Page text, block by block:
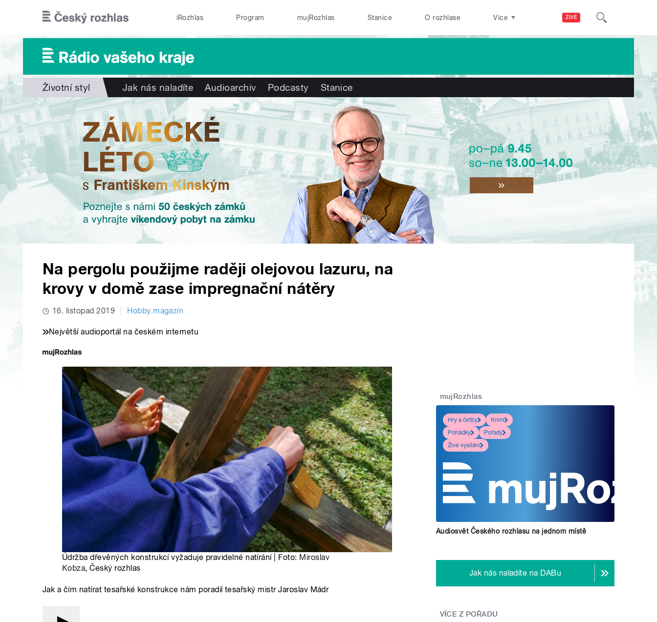
ŽIVĚ
iRozhlas Program mujRozhlas Stanice O rozhlase Více
Životní styl Jak nás naladíte Audioarchiv Podcasty Stanice
Na pergolu použijme raději olejovou lazuru, na
krovy v domě zase impregnační nátěry
16. listopad 2019 Hobby magazín
Největší audioportál na českém internetu
Údržba dřevěných konstrukcí vyžaduje pravidelné natírání | Foto: Miroslav
Kobza, Český rozhlas
Jak a čím natírat tesařské konstrukce nám poradil tesařský mistr Jaroslav Mádr
mujRozhlas
Hry a četby
Krimi
Pohádky
Pořady
Živé vysílání
Audiosvět Českého rozhlasu na jednom místě
Jak nás naladíte na DABu
VÍCE Z POŘADU